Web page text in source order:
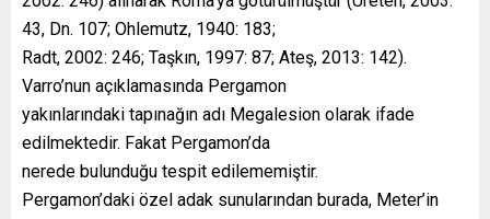
43, Dn. 107; Ohlemutz, 1940: 183;
Radt, 2002: 246; Taşkın, 1997: 87; Ateş, 2013: 142).
Varro’nun açıklamasında Pergamon
yakınlarındaki tapınağın adı Megalesion olarak ifade
edilmektedir. Fakat Pergamon’da
nerede bulunduğu tespit edilememiştir.
Pergamon’daki özel adak sunularından burada, Meter’in